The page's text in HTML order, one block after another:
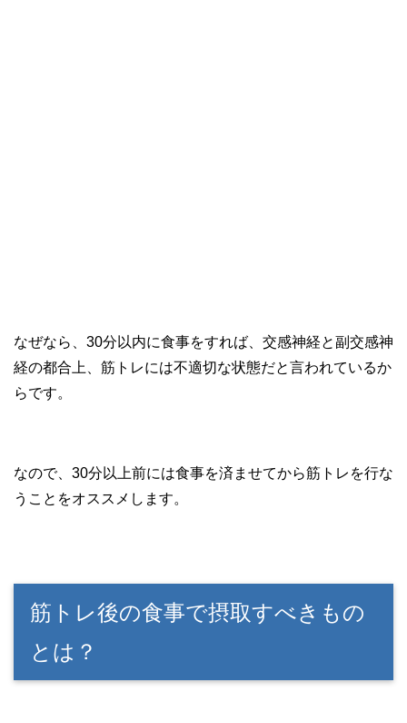
なぜなら、30分以内に食事をすれば、交感神経と副交感神
経の都合上、筋トレには不適切な状態だと言われているか
らです。
なので、30分以上前には食事を済ませてから筋トレを行な
うことをオススメします。
筋トレ後の食事で摂取すべきもの
とは？